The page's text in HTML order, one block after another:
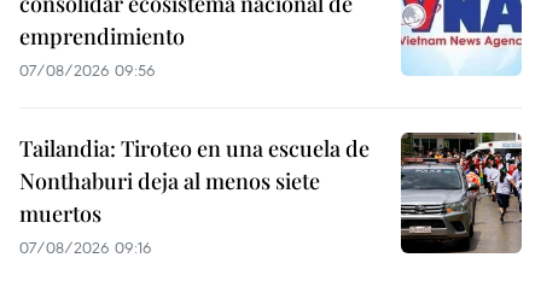
emprendimiento
07/08/2026 09:56
Tailandia: Tiroteo en una escuela de
Nonthaburi deja al menos siete
muertos
07/08/2026 09:16